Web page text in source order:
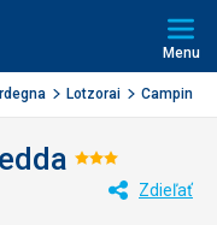
Menu
Lotzorai Camping
3/5
Zdieľať